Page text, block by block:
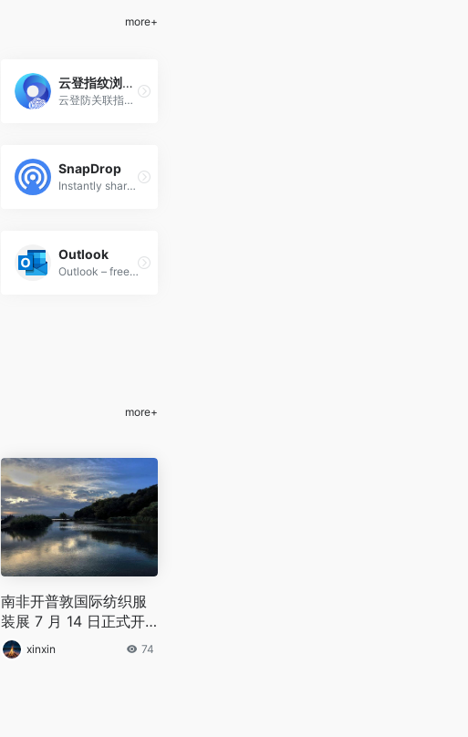
more+
云登指纹浏览器
云登防关联指纹浏览器是一款...
SnapDrop
Instantly share images, videos, PDFs, and links with people nearby. Peer2Peer and Open Source. No Setup, No Signup.
Outlook
Outlook – free personal email and calendar from Microsoft
more+
南非开普敦国际纺织服
装展 7 月 14 日正式开
展，吸引 500 家全球供
应链厂商
xinxin 74